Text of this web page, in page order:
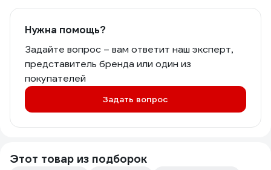
Нужна помощь?
Задайте вопрос – вам ответит наш эксперт,
представитель бренда или один из
покупателей
Задать вопрос
Этот товар из подборок